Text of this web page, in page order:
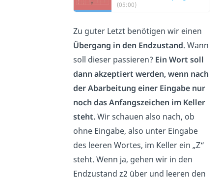
(05:00)
Zu guter Letzt benötigen wir einen
Übergang in den Endzustand. Wann
soll dieser passieren? Ein Wort soll
dann akzeptiert werden, wenn nach
der Abarbeitung einer Eingabe nur
noch das Anfangszeichen im Keller
steht.Wir schauen also nach, ob
ohne Eingabe, also unter Eingabe
des leeren Wortes, im Keller ein „Z“
steht. Wenn ja, gehen wir in den
Endzustand z2 über und leeren den